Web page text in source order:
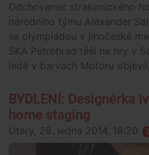
Odchovanec strakonického
národního týmu Alexander
se olympiádou v jihočeské
SKA Petrohrad těší na hry v
ledě v barvách Motoru
BYDLENÍ: Designérka
home staging
Úterý, 28. ledna 2014, 18:20